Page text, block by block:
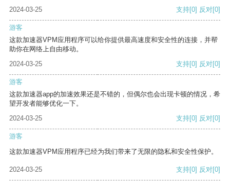
2024-03-25 支持[0] 反对[0]
游客
这款加速器VPM应用程序可以给你提供最高速度和安全性的连接，并帮
助你在网络上自由移动。
2024-03-25
支持[0] 反对[0]
游客
这款加速器app的加速效果还是不错的，但偶尔也会出现卡顿的情况，希
望开发者能够优化一下。
2024-03-25
支持[0] 反对[0]
游客
这款加速器VPM应用程序已经为我们带来了无限的隐私和安全性保护。
2024-03-25 支持[0] 反对[0]